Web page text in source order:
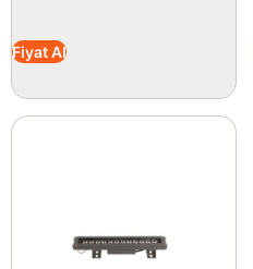
Fiyat Al